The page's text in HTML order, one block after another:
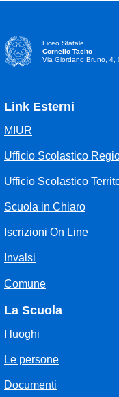
Liceo Statale
Cornelio Tacito
Via Giordano Bruno, 4,
Link Esterni
MIUR
Ufficio Scolastico
Ufficio Scolastico
Scuola in Chiaro
Iscrizioni On Line
Invalsi
Comune
La Scuola
I luoghi
Le persone
Documenti